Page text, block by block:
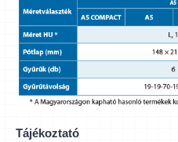
Tájékoztató